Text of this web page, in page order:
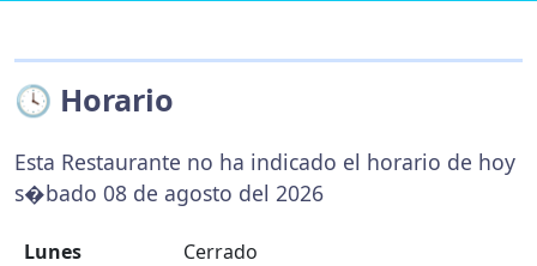
🕓 Horario
Esta Restaurante no ha indicado el horario de hoy
s�bado 08 de agosto del 2026
Lunes
Cerrado